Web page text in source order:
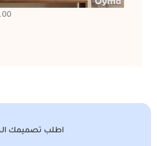
اطلب تصميمك